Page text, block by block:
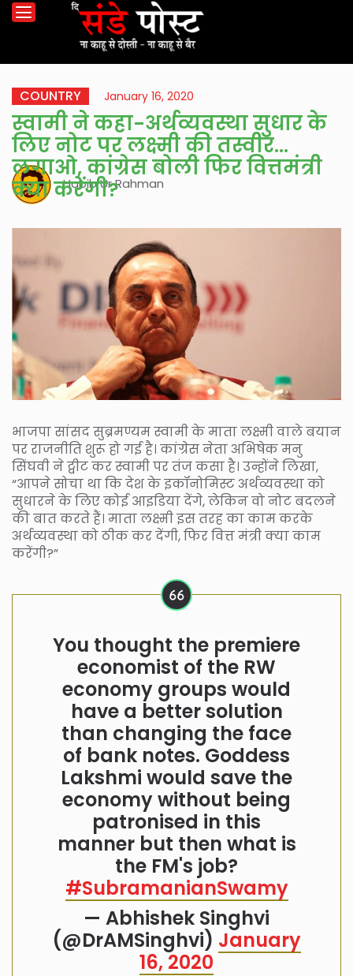
COUNTRY January 16, 2020
स्वामी ने कहा-अर्थव्यवस्था सुधार के
लिए नोट पर लक्ष्मी की तस्वीर
लगाओ, कांग्रेस बोली फिर वित्तमंत्री
क्या करेंगी?
Habib Ur Rahman
भाजपा सांसद सुब्रमण्यम स्वामी के माता लक्ष्मी वाले बयान
पर राजनीति शुरू हो गई है। कांग्रेस नेता अभिषेक मनु
सिंघवी ने ट्वीट कर स्वामी पर तंज कसा है। उन्होंने लिखा,
“आपने सोचा था कि देश के इकॉनोमिस्ट अर्थव्यवस्था को
सुधारने के लिए कोई आइडिया देंगे, लेकिन वो नोट बदलने
की बात करते हैं। माता लक्ष्मी इस तरह का काम करके
अर्थव्यवस्था को ठीक कर देंगी, फिर वित्त मंत्री क्या काम
करेंगी?”
You thought the premiere
economist of the RW
economy groups would
have a better solution
than changing the face
of bank notes. Goddess
Lakshmi would save the
economy without being
patronised in this
manner but then what is
the FM's job?
#SubramanianSwamy
— Abhishek Singhvi
(@DrAMSinghvi) January
16, 2020